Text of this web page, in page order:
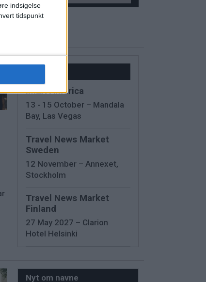
indsigelse
tidspunkt
IMEX America
13 - 15 October – Mandala
Bay, Las Vegas
Travel News Market
Sweden
12 November – Annexet,
Stockholm
Travel News Market
Finland
27 May 2027 – Clarion
Hotel Helsinki
Nyt om navne